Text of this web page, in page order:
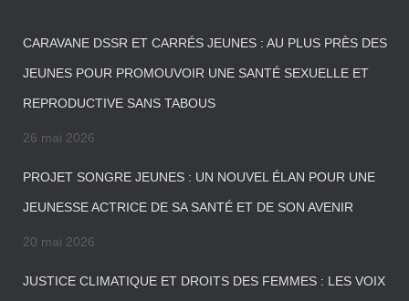
CARAVANE DSSR ET CARRÉS JEUNES : AU PLUS PRÈS DES
JEUNES POUR PROMOUVOIR UNE SANTÉ SEXUELLE ET
REPRODUCTIVE SANS TABOUS
26 mai 2026
PROJET SONGRE JEUNES : UN NOUVEL ÉLAN POUR UNE
JEUNESSE ACTRICE DE SA SANTÉ ET DE SON AVENIR
20 mai 2026
JUSTICE CLIMATIQUE ET DROITS DES FEMMES : LES VOIX